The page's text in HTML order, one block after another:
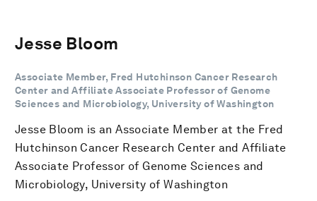
Jesse Bloom
Associate Member, Fred Hutchinson Cancer Research
Center and Affiliate Associate Professor of Genome
Sciences and Microbiology, University of Washington
Jesse Bloom is an Associate Member at the Fred
Hutchinson Cancer Research Center and Affiliate
Associate Professor of Genome Sciences and
Microbiology, University of Washington